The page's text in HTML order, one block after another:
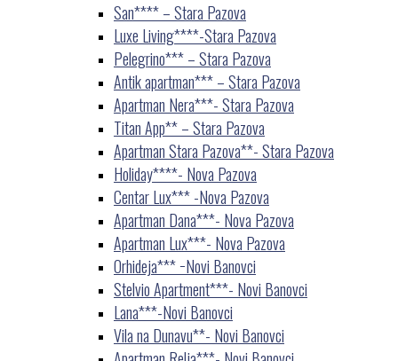
San**** – Stara Pazova
Luxe Living****-Stara Pazova
Pelegrino*** – Stara Pazova
Antik apartman*** – Stara Pazova
Apartman Nera***- Stara Pazova
Titan App** – Stara Pazova
Apartman Stara Pazova**- Stara Pazova
Holiday****- Nova Pazova
Centar Lux*** -Nova Pazova
Apartman Dana***- Nova Pazova
Apartman Lux***- Nova Pazova
Orhideja*** −Novi Banovci
Stelvio Apartment***- Novi Banovci
Lana***-Novi Banovci
Vila na Dunavu**- Novi Banovci